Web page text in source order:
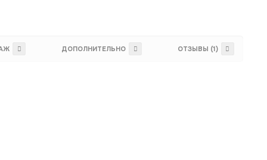
ДОПОЛНИТЕЛЬНО ОТЗЫВЫ (1)